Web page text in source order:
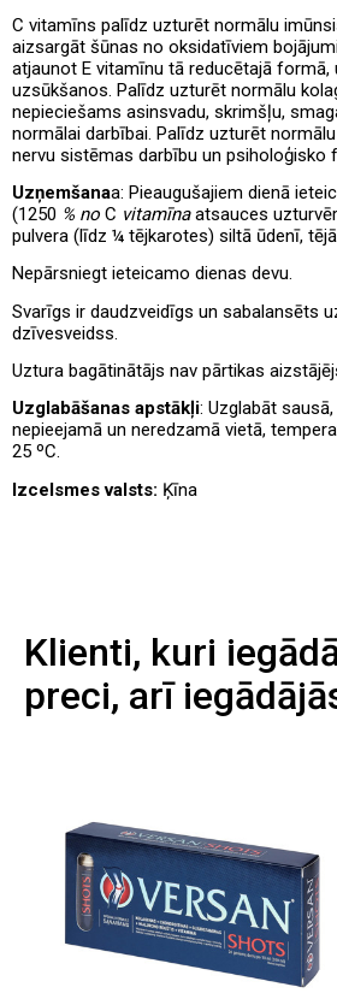
C vitamīns palīdz uzturēt normālu
aizsargāt šūnas no oksidatīviem
atjaunot E vitamīnu tā reducētajā formā,
uzsūkšanos. Palīdz uzturēt normālu
nepieciešams asinsvadu, skrimšļu,
normālai darbībai. Palīdz uzturēt
nervu sistēmas darbību un psiholoģisko
Uzņemšanaa: Pieaugušajiem dienā
(1250 % no C vitamīnaatsauces
pulvera (līdz ¼ tējkarotes) siltā ūdenī,
Nepārsniegt ieteicamo dienas devu.
Svarīgs ir daudzveidīgs un sabalansēts
dzīvesveidss.
Uztura bagātinātājs nav pārtikas
Uzglabāšanas apstākļi: Uzglabāt
nepieejamā un neredzamā vietā,
25 ºC.
Izcelsmes valsts: Ķīna
Klienti, kuri
preci, arī